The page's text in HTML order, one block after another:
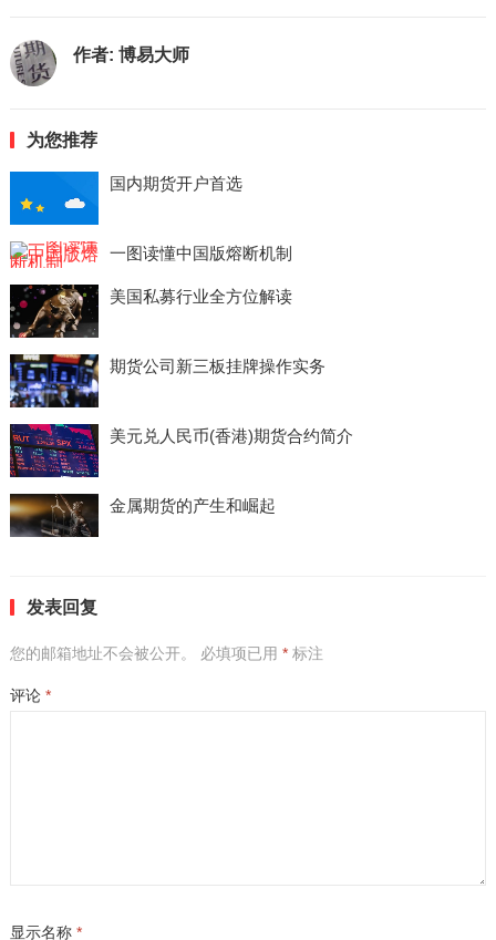
作者: 博易大师
为您推荐
国内期货开户首选
一图读懂中国版熔断机制
美国私募行业全方位解读
期货公司新三板挂牌操作实务
美元兑人民币(香港)期货合约简介
金属期货的产生和崛起
发表回复
您的邮箱地址不会被公开。 必填项已用 *标注
评论 *
显示名称 *